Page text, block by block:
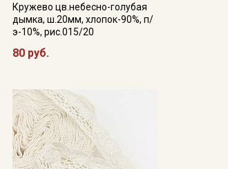
Кружево цв.небесно-голубая
дымка, ш.20мм, хлопок-90%, п/
э-10%, рис.015/20
80 руб.